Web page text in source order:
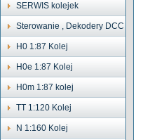
SERWIS kolejek
Sterowanie , Dekodery DCC
H0 1:87 Kolej
H0e 1:87 Kolej
H0m 1:87 kolej
TT 1:120 Kolej
N 1:160 Kolej